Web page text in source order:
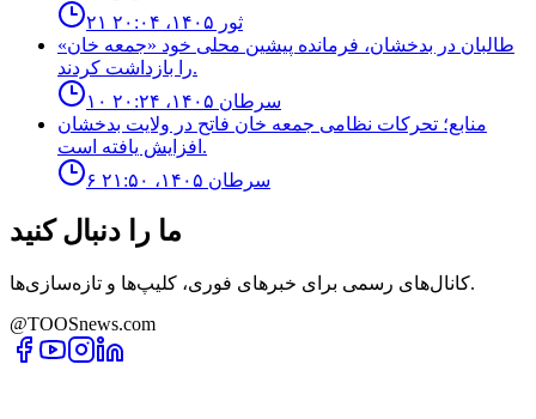
۲۱ ثور ۱۴۰۵، ۲۰:۰۴
طالبان در بدخشان، فرمانده پیشین محلی خود «جمعه خان»
را بازداشت کردند.
۱۰ سرطان ۱۴۰۵، ۲۰:۲۴
منابع؛ تحركات نظامى جمعه خان فاتح در ولايت بدخشان
افزايش يافته است.
۶ سرطان ۱۴۰۵، ۲۱:۵۰
ما را دنبال کنید
کانال‌های رسمی برای خبرهای فوری، کلیپ‌ها و تازه‌سازی‌ها.
@TOOSnews.com